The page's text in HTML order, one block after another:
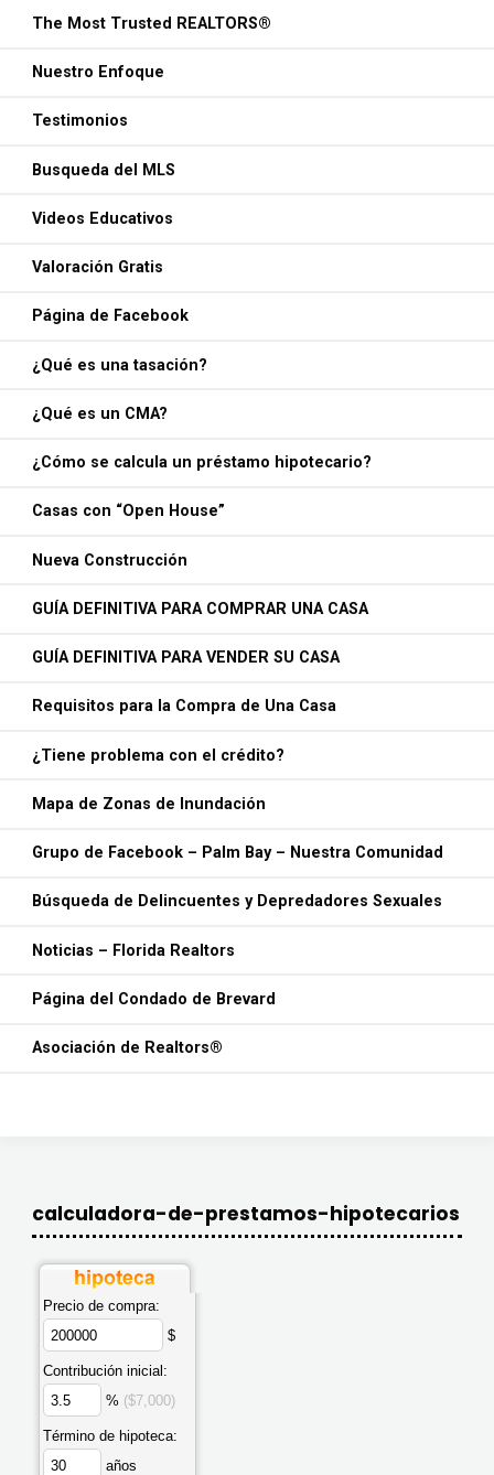
The Most Trusted REALTORS®
Nuestro Enfoque
Testimonios
Busqueda del MLS
Videos Educativos
Valoración Gratis
Página de Facebook
¿Qué es una tasación?
¿Qué es un CMA?
¿Cómo se calcula un préstamo hipotecario?
Casas con “Open House”
Nueva Construcción
GUÍA DEFINITIVA PARA COMPRAR UNA CASA
GUÍA DEFINITIVA PARA VENDER SU CASA
Requisitos para la Compra de Una Casa
¿Tiene problema con el crédito?
Mapa de Zonas de Inundación
Grupo de Facebook – Palm Bay – Nuestra Comunidad
Búsqueda de Delincuentes y Depredadores Sexuales
Noticias – Florida Realtors
Página del Condado de Brevard
Asociación de Realtors®
calculadora-de-prestamos-hipotecarios
Precio de compra:
$
Contribución inicial:
% ($7,000)
Término de hipoteca:
años